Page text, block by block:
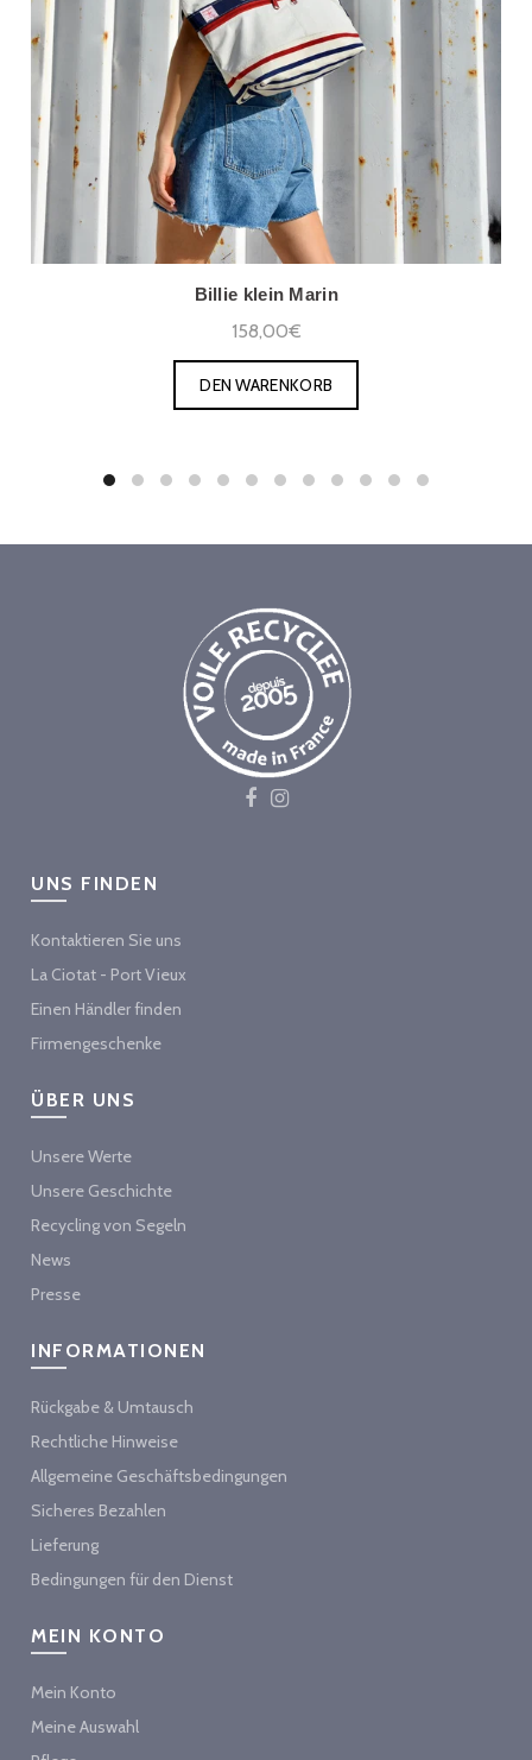
Billie klein Marin
158,00€
DEN WARENKORB
UNS FINDEN
Kontaktieren Sie uns
La Ciotat - Port Vieux
Einen Händler finden
Firmengeschenke
ÜBER UNS
Unsere Werte
Unsere Geschichte
Recycling von Segeln
News
Presse
INFORMATIONEN
Rückgabe & Umtausch
Rechtliche Hinweise
Allgemeine Geschäftsbedingungen
Sicheres Bezahlen
Lieferung
Bedingungen für den Dienst
MEIN KONTO
Mein Konto
Meine Auswahl